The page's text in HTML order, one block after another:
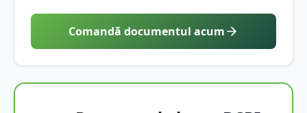
Comandă documentul acum